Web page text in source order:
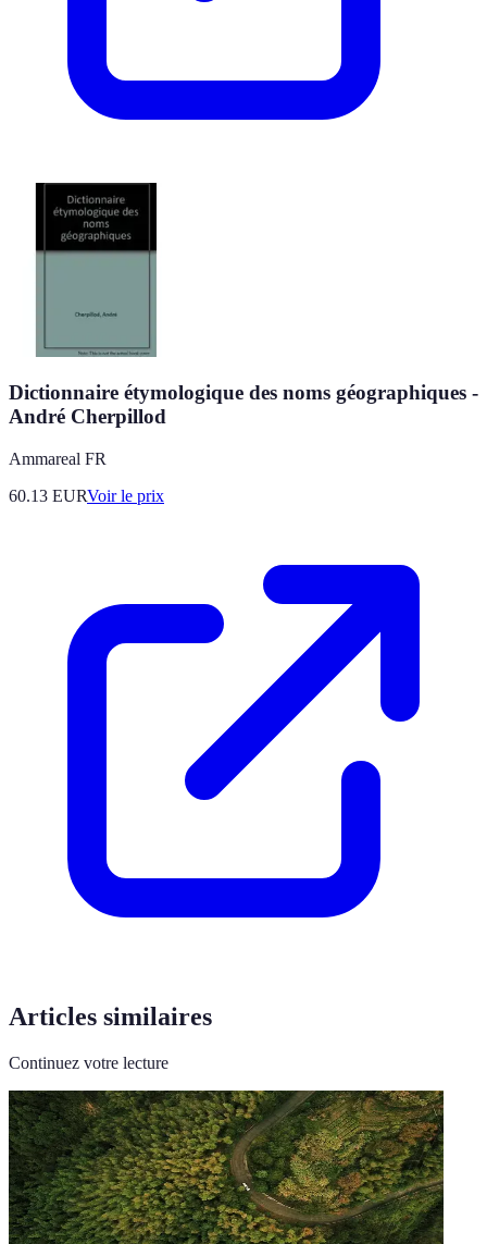
Dictionnaire étymologique des noms géographiques -
André Cherpillod
Ammareal FR
60.13 EURVoir le prix
Articles similaires
Continuez votre lecture